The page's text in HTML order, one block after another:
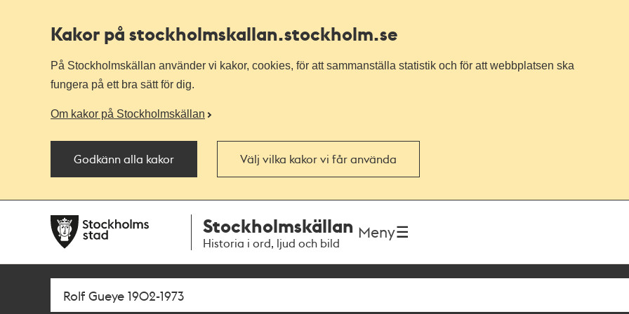
Kakor på stockholmskallan.stockholm.se
På Stockholmskällan använder vi kakor, cookies, för att sammanställa statistik och för att webbplatsen ska
fungera på ett bra sätt för dig.
Om kakor på Stockholmskällan
Godkänn alla kakor Välj vilka kakor vi får använda
navigationen
huvudinnehållet
Stockholmskällan
Historia i ord, ljud och bild
Meny
Sök